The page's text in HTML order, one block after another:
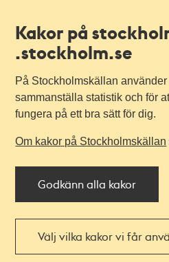
Kakor på
.stockholm.se
På Stockholmskällan
sammanställa statistik och för
fungera på ett bra sätt för dig.
Om kakor på Stockholmskällan
Godkänn alla kakor
Välj vilka kakor vi får